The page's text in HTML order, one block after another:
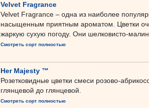
Velvet Fragrance
Velvet Fragrance – одна из наиболее
насыщенным приятным ароматом. Цветки
жаркую сухую погоду. Они шелковисто-
Смотреть сорт полностью
Her Majesty ™
Розетковидные цветки смеси розово-
глянцевой до глянцевой.
Смотреть сорт полностью